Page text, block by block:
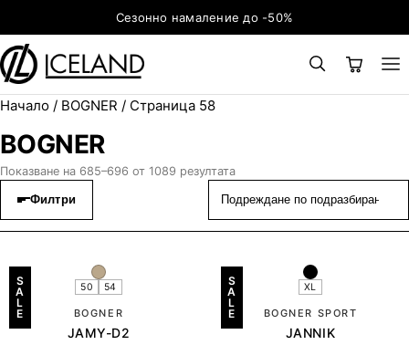
Към съдържаниетоСезонно намаление до -50%
Начало / BOGNER / Страница 58
BOGNER
Показване на 685–696 от 1089 резултата
Филтри
S
A
L
E
50 54
BOGNER
JAMY-D2
S
A
L
E
XL
BOGNER SPORT
JANNIK